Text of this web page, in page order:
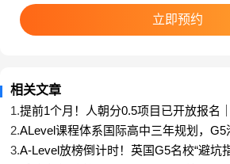
由于人大附ICC的学生人数比北师
英国G5录取：14枚offer背后的“降
立即预约
相关文章
1.提前1个月！人朝分0.5项目已开放报名
2.ALevel课程体系国际高中三年规划，G5
3.A-Level放榜倒计时！英国G5名校“避坑